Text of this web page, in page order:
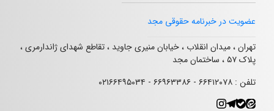
عضویت در خبرنامه حقوقی مجد
تهران ، میدان انقلاب ، خیابان منیری جاوید ، تقاطع شهدای ژاندارمری ،
پلاک ۵۷ ، ساختمان مجد
تلفن : ۶۶۴۱۲۰۷۸ - ۶۶۹۶۳۳۸۶ - ۰۲۱۶۶۴۹۵۰۳۴